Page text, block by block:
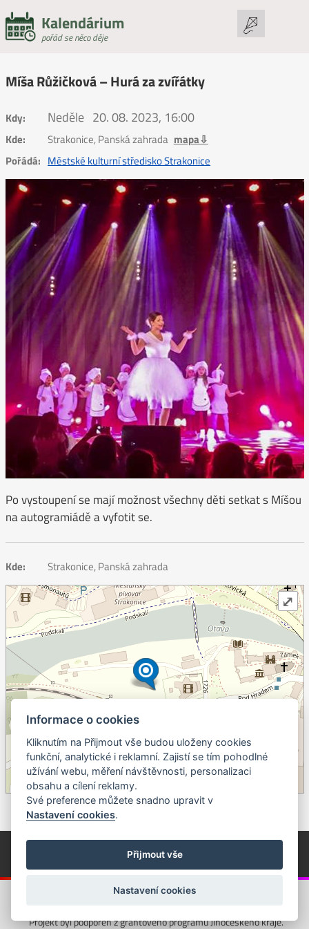
Kalendárium
pořád se něco děje
Míša Růžičková – Hurá za zvířátky
Kdy: Neděle 20. 08. 2023, 16:00
Kde: Strakonice, Panská zahrada mapa⇩
Pořádá: Městské kulturní středisko Strakonice
Po vystoupení se mají možnost všechny děti setkat s Míšou
na autogramiádě a vyfotit se.
Kde: Strakonice, Panská zahrada
©OpenStreetMapcontributors.
⤢
© Píseckem / Kalendárium (Změna programu vyhrazena!)
(Cookies)
© 2018 - 2026 Realizace a správa webu:
Projekt byl podpořen z grantového programu Jihočeského kraje.
Informace o cookies
Kliknutím na Přijmout vše budou uloženy cookies
funkční, analytické i reklamní. Zajistí se tím pohodlné
užívání webu, měření návštěvnosti, personalizaci
obsahu a cílení reklamy.
Své preference můžete snadno upravit v
Nastavení cookies.
Přijmout vše
Nastavení cookies